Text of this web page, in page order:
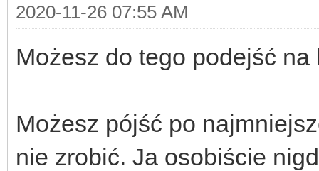
2020-11-26 07:55 AM
Możesz do tego podejść na
Możesz pójść po
nie zrobić. Ja osobiście